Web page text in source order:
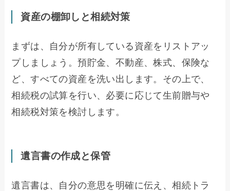
資産の棚卸しと相続対策
まずは、自分が所有している資産をリストアッ
プしましょう。預貯金、不動産、株式、保険な
ど、すべての資産を洗い出します。その上で、
相続税の試算を行い、必要に応じて生前贈与や
相続税対策を検討します。
遺言書の作成と保管
遺言書は、自分の意思を明確に伝え、相続トラ